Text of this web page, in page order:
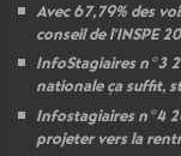
Avec 67,79% des
conseil de l’INSPE
InfoStagiaires n°3
nationale ça suffit,
Infostagiaires n°4
projeter vers la